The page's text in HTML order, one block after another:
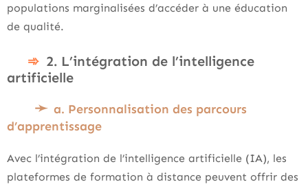
populations marginalisées d’accéder à une éducation
de qualité.
2. L’intégration de l’intelligence
artificielle
a. Personnalisation des parcours
d’apprentissage
Avec l’intégration de l’intelligence artificielle (IA), les
plateformes de formation à distance peuvent offrir des